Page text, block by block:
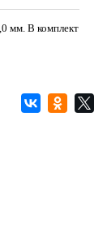
мм. В комплект